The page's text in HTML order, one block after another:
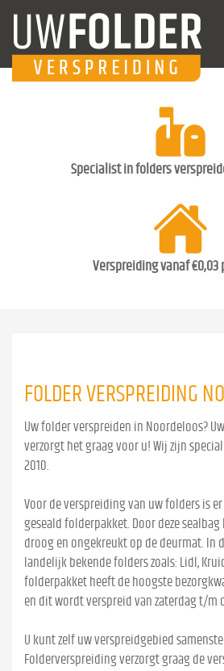
Specialist in folders
Verspreiding vanaf €0,03
FOLDER VERSPREIDING
Uw folder verspreiden in Noordeloos?
verzorgt het graag voor u! Wij zijn
2010.
Voor de verspreiding van uw folders is
geseald folderpakket. Door deze
droog en ongekreukt op de deurmat. In
landelijk bekende folders zoals: Lidl,
folderpakket heeft de hoogste
en dit wordt verspreid van zaterdag t/m
U kunt zelf uw verspreidgebied
Folderverspreiding verzorgt graag de